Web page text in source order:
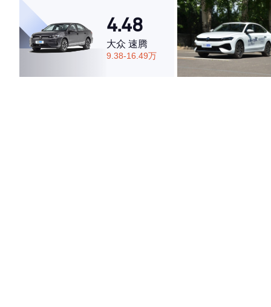
4.48
大众 速腾
9.38-16.49万